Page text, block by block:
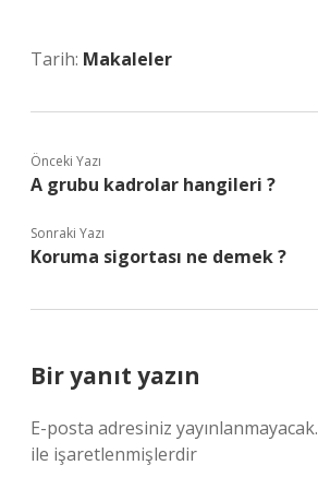
Tarih: Makaleler
Önceki Yazı
A grubu kadrolar hangileri ?
Sonraki Yazı
Koruma sigortası ne demek ?
Bir yanıt yazın
E-posta adresiniz yayınlanmayacak.
ile işaretlenmişlerdir